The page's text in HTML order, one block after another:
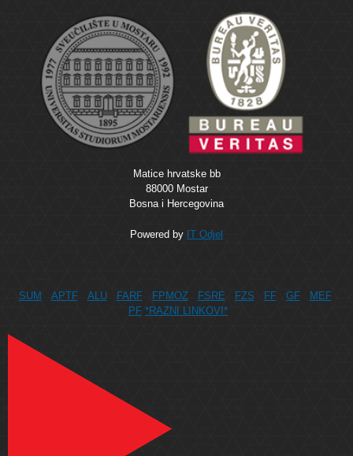
Matice hrvatske bb
88000 Mostar
Bosna i Hercegovina
Powered by IT Odjel
SUM APTF ALU FARF FPMOZ FSRE FZS FF GF
MEF
PF *RAZNI LINKOVI*